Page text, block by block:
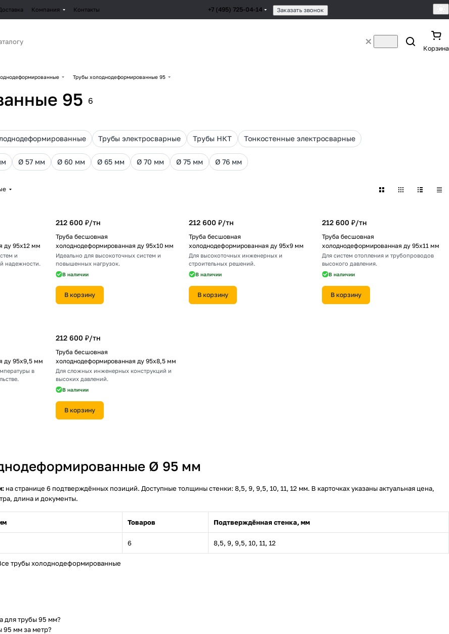
Компания Контакты +7 (495) 725-04-14 Заказать звонок
Корзина
Трубы холоднодеформированные 95
95 6
Трубы электросварные Трубы НКТ Тонкостенные электросварные
Ø 57 мм Ø 60 мм Ø 65 мм Ø 70 мм Ø 75 мм Ø 76 мм
ду 95х12 мм
и
надежности.
212 600 ₽/тн
Труба бесшовная
холоднодеформированная ду 95х10 мм
Идеально для высокоточных систем и
повышенных нагрузок.
В наличии
В корзину
212 600 ₽/тн
Труба бесшовная
холоднодеформированная ду 95х9 мм
Для высокоточных инженерных и
строительных решений.
В наличии
В корзину
212 600 ₽/тн
Труба бесшовная
холоднодеформированная ду 95х11 мм
Для систем отопления и трубопроводов
высокого давления.
В наличии
В корзину
ду 95х9,5 мм
в
212 600 ₽/тн
Труба бесшовная
холоднодеформированная ду 95х8,5 мм
Для сложных инженерных конструкций и
высоких давлений.
В наличии
В корзину
Ø 95 мм
на странице 6 подтверждённых позиций. Доступные толщины стенки: 8,5, 9, 9,5, 10, 11, 12 мм. В карточках указаны актуальная цена,
длина и документы.
Товаров Подтверждённая стенка, мм
6 8,5, 9, 9,5, 10, 11, 12
трубы холоднодеформированные
для трубы 95 мм?
95 мм за метр?